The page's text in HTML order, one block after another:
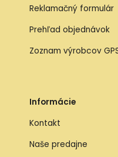
Reklamačný formulár
Prehľad objednávok
Zoznam výrobcov
Informácie
Kontakt
Naše predajne